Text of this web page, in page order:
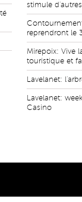
stimule
reprendront le
Mirepoix: Vive
touristique et
Lavelanet:
Lavelanet:
Casino